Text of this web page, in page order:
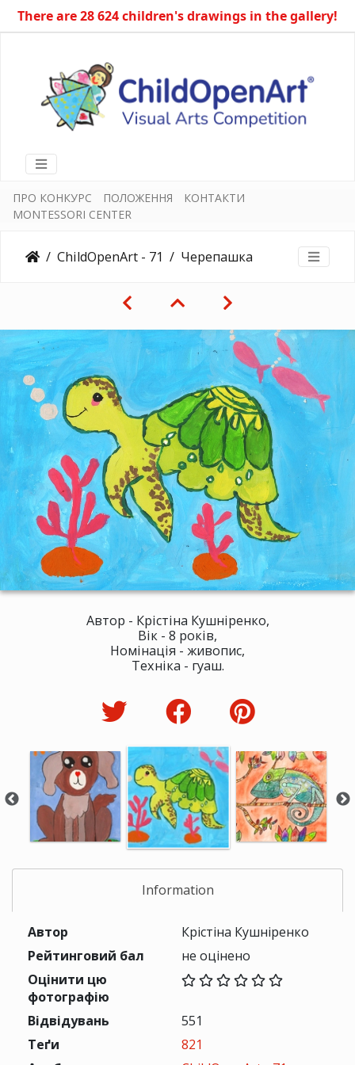
There are 28 624 children's drawings in the gallery!
ПРО КОНКУРС ПОЛОЖЕННЯ
КОНТАКТИ
MONTESSORI CENTER
ChildOpenArt - 71 Черепашка
Автор - Крістіна Кушніренко,
Вік - 8 років,
Номінація - живопис,
Техніка - гуаш.
Information
Автор
Крістіна Кушніренко
Рейтинговий бал
не оцінено
Оцінити цю
фотографію
Відвідувань
551
Теґи
821